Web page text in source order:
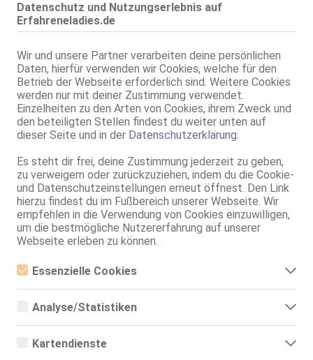
Datenschutz und Nutzungserlebnis auf
Erfahreneladies.de
Wir und unsere Partner verarbeiten deine persönlichen
Daten, hierfür verwenden wir Cookies, welche für den
Betrieb der Webseite erforderlich sind. Weitere Cookies
werden nur mit deiner Zustimmung verwendet.
Einzelheiten zu den Arten von Cookies, ihrem Zweck und
den beteiligten Stellen findest du weiter unten auf
dieser Seite und in der Datenschutzerklärung
Es steht dir frei, deine Zustimmung jederzeit zu geben,
zu verweigern oder zurückzuziehen, indem du die Cookie-
und Datenschutzeinstellungen erneut öffnest. Den Link
hierzu findest du im Fußbereich unserer Webseite. Wir
empfehlen in die Verwendung von Cookies einzuwilligen,
um die bestmögliche Nutzererfahrung auf unserer
Webseite erleben zu können.
Essenzielle Cookies
Essenzielle Cookies sind alle notwendigen Cookies, die für den
ermöglicht werden. Die Webseite kann ohne diese Cookies nicht
Analyse/Statistiken
Analyse- bzw. Statistikcookies sind Cookies, die der Analyse der
Zugriffsstatistiken dienen. Sie helfen den Webseiten-Besitzern zu
Kartendienste
Hessisch Oldendorf
Deutsche Moni Mollig
50 Jahre, 100C, KF 42, 1.72m, stark behaart, deutsch
AV, 69, NSa, NSp, Franz b. Ihr, MMF, Schmu., Kuscheln
Bad Münder am Deister
10.4km, Am Deisterbahnhof 12
HELENA
42 Jahre, 75B, KF 36/38, 1.70m, total rasiert, osteuropäisch
69, Franz b. Ihr, BV, Schmu., Kuscheln, Körperküs.
Bad Münder am Deister
10.4km, Am Deisterbahnhof 12
ALINA
MONIKA!